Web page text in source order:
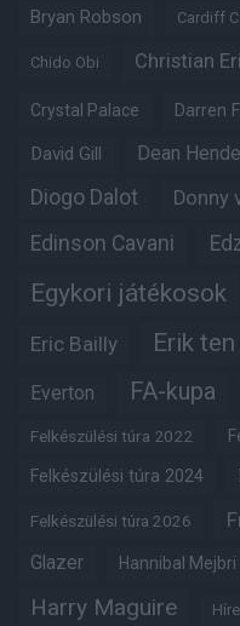
Bryan Robson Cardiff
Chido Obi Christian
Crystal Palace Darren
David Gill Dean
Diogo Dalot Donny
Edinson Cavani
Egykori játékosok
Eric Bailly Erik
Everton FA-kupa
Felkészülési túra 2022
Felkészülési túra 2024
Felkészülési túra 2026
Glazer Hannibal Mejbri
Harry Maguire